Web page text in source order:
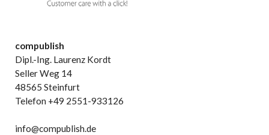
compublish
Dipl.-Ing. Laurenz Kordt
Seller Weg 14
48565 Steinfurt
Telefon +49 2551-933126
info@compublish.de